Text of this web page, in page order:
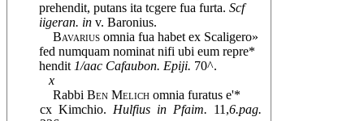
prehendit, putans ita tcgere fua furta. Scf
iigeran. in v. Baronius.
Bavariusomnia fua habet ex Scaligero»
fed numquam nominat nifi ubi eum repre*
hendit 1/aac Cafaubon. Epiji. 70^.
x
Rabbi Ben Melich omnia furatus e'*
cx Kimchio. Hulfius in Pfaim. 11,6.pag.